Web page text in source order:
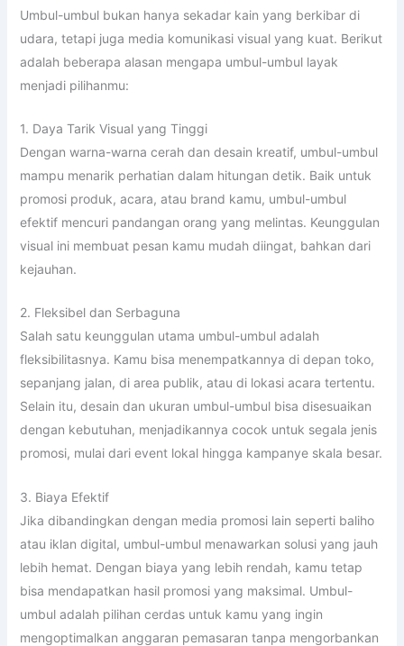
Umbul-umbul bukan hanya sekadar kain yang berkibar di
udara, tetapi juga media komunikasi visual yang kuat. Berikut
adalah beberapa alasan mengapa umbul-umbul layak
menjadi pilihanmu:
1. Daya Tarik Visual yang Tinggi
Dengan warna-warna cerah dan desain kreatif, umbul-umbul
mampu menarik perhatian dalam hitungan detik. Baik untuk
promosi produk, acara, atau brand kamu, umbul-umbul
efektif mencuri pandangan orang yang melintas. Keunggulan
visual ini membuat pesan kamu mudah diingat, bahkan dari
kejauhan.
2. Fleksibel dan Serbaguna
Salah satu keunggulan utama umbul-umbul adalah
fleksibilitasnya. Kamu bisa menempatkannya di depan toko,
sepanjang jalan, di area publik, atau di lokasi acara tertentu.
Selain itu, desain dan ukuran umbul-umbul bisa disesuaikan
dengan kebutuhan, menjadikannya cocok untuk segala jenis
promosi, mulai dari event lokal hingga kampanye skala besar.
3. Biaya Efektif
Jika dibandingkan dengan media promosi lain seperti baliho
atau iklan digital, umbul-umbul menawarkan solusi yang jauh
lebih hemat. Dengan biaya yang lebih rendah, kamu tetap
bisa mendapatkan hasil promosi yang maksimal. Umbul-
umbul adalah pilihan cerdas untuk kamu yang ingin
mengoptimalkan anggaran pemasaran tanpa mengorbankan